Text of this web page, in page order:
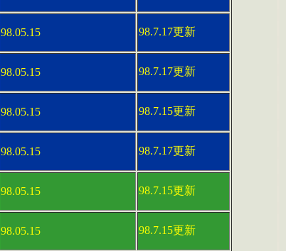
98.05.15 98.7.17更新
98.05.15 98.7.17更新
98.05.15 98.7.15更新
98.05.15 98.7.17更新
98.05.15 98.7.15更新
98.05.15 98.7.15更新